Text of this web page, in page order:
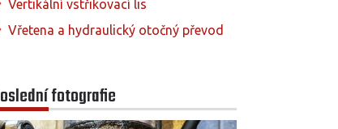
Vertikální vstřikovací lis
Vřetena a hydraulický otočný převod
fotografie